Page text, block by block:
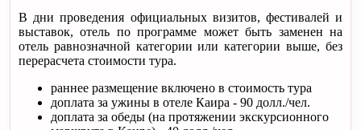
В дни проведения официальных визитов, фестивалей и
выставок, отель по программе может быть заменен на
отель равнозначной категории или категории выше, без
перерасчета стоимости тура.
раннее размещение включено в стоимость тура
доплата за ужины в отеле Каира - 90 долл./чел.
доплата за обеды (на протяжении экскурсионного